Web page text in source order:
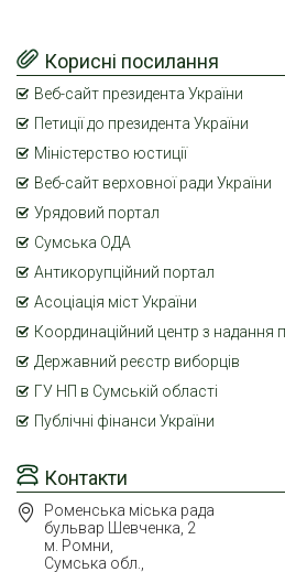
Контакти
Роменська міська рада
бульвар Шевченка, 2
м. Ромни,
Сумська обл.,
Корисні посилання
Веб-сайт президента України
Петиції до президента України
Міністерство юстиції
Веб-сайт верховної ради України
Урядовий портал
Сумська ОДА
Антикорупційний портал
Асоціація міст України
Координаційний центр з надання
Державний реєстр виборців
ГУ НП в Сумській області
Публічні фінанси України